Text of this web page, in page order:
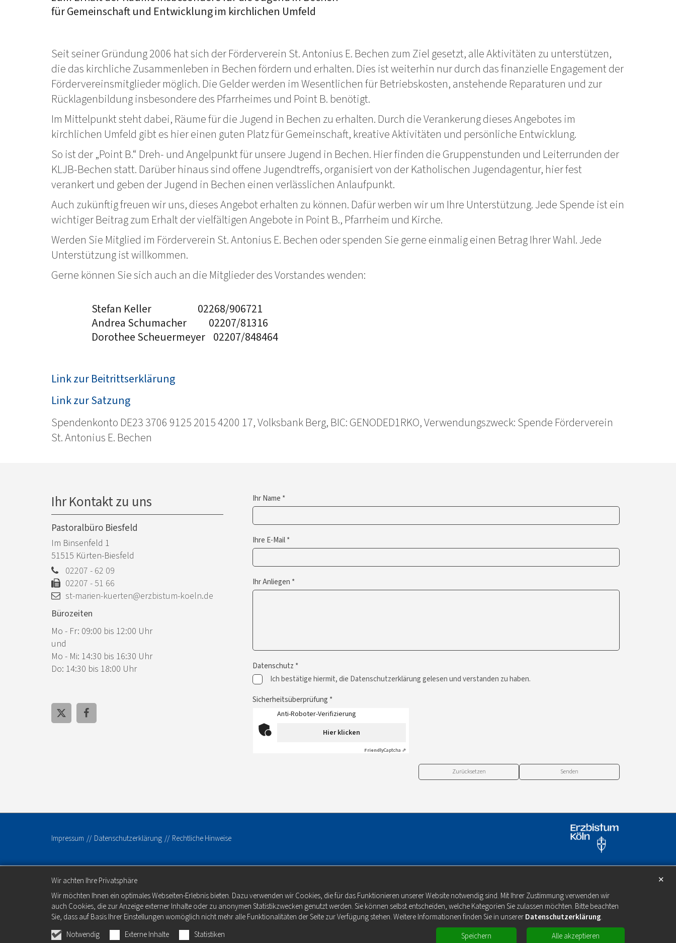
Wir achten Ihre Privatsphäre
Wir möchten Ihnen ein optimales Webseiten-Erlebnis bieten. Dazu verwenden wir Cookies, die für das Funktionieren unserer Website notwendig sind. Mit Ihrer Zustimmung verwenden wir
auch Cookies, die zur Anzeige externer Inhalte oder zu anonymen Statistikzwecken genutzt werden. Sie können selbst entscheiden, welche Kategorien Sie zulassen möchten. Bitte beachten
Sie, dass auf Basis Ihrer Einstellungen womöglich nicht mehr alle Funktionalitäten der Seite zur Verfügung stehen. Weitere Informationen finden Sie in unsererDatenschutzerklärung.
Notwendig
Externe Inhalte Statistiken Speichern Alle akzeptieren
✕
für Gemeinschaft und Entwicklung im kirchlichen Umfeld
Seit seiner Gründung 2006 hat sich der Förderverein St. Antonius E. Bechen zum Ziel gesetzt, alle Aktivitäten zu unterstützen,
die das kirchliche Zusammenleben in Bechen fördern und erhalten. Dies ist weiterhin nur durch das finanzielle Engagement der
Fördervereinsmitglieder möglich. Die Gelder werden im Wesentlichen für Betriebskosten, anstehende Reparaturen und zur
Rücklagenbildung insbesondere des Pfarrheimes und Point B. benötigt.
Im Mittelpunkt steht dabei, Räume für die Jugend in Bechen zu erhalten. Durch die Verankerung dieses Angebotes im
kirchlichen Umfeld gibt es hier einen guten Platz für Gemeinschaft, kreative Aktivitäten und persönliche Entwicklung.
So ist der „Point B.“ Dreh- und Angelpunkt für unsere Jugend in Bechen. Hier finden die Gruppenstunden und Leiterrunden der
KLJB-Bechen statt. Darüber hinaus sind offene Jugendtreffs, organisiert von der Katholischen Jugendagentur, hier fest
verankert und geben der Jugend in Bechen einen verlässlichen Anlaufpunkt.
Auch zukünftig freuen wir uns, dieses Angebot erhalten zu können. Dafür werben wir um Ihre Unterstützung. Jede Spende ist ein
wichtiger Beitrag zum Erhalt der vielfältigen Angebote in Point B., Pfarrheim und Kirche.
Werden Sie Mitglied im Förderverein St. Antonius E. Bechen oder spenden Sie gerne einmalig einen Betrag Ihrer Wahl. Jede
Unterstützung ist willkommen.
Gerne können Sie sich auch an die Mitglieder des Vorstandes wenden:
Stefan Keller 02268/906721
Andrea Schumacher 02207/81316
Dorothee Scheuermeyer 02207/848464
Link zur Beitrittserklärung
Link zur Satzung
Spendenkonto DE23 3706 9125 2015 4200 17, Volksbank Berg, BIC: GENODED1RKO, Verwendungszweck: Spende Förderverein
St. Antonius E. Bechen
Ihr Name *
Ihre E-Mail *
Ihr Anliegen *
Datenschutz *
Ich bestätige hiermit, die Datenschutzerklärung gelesen und verstanden zu haben.
Sicherheitsüberprüfung *
Anti-Roboter-Verifizierung
Hier klicken
FriendlyCaptcha ⇗
Zurücksetzen
Ihr Kontakt zu uns
Pastoralbüro Biesfeld
Im Binsenfeld 1
51515 Kürten-Biesfeld
02207 - 62 09
02207 - 51 66
st-marien-kuerten@erzbistum-koeln.de
Bürozeiten
Mo - Fr: 09:00 bis 12:00 Uhr
und
Mo - Mi: 14:30 bis 16:30 Uhr
Do: 14:30 bis 18:00 Uhr
Impressum Datenschutzerklärung Rechtliche Hinweise